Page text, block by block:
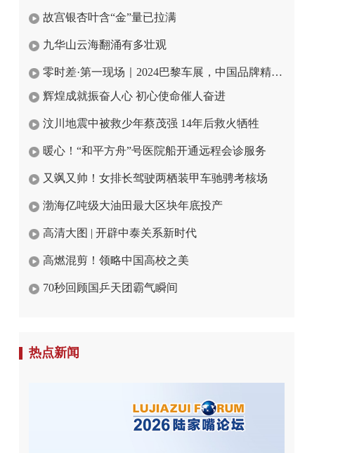
故宫银杏叶含“金”量已拉满
九华山云海翻涌有多壮观
零时差·第一现场｜2024巴黎车展，中国品牌精彩亮相
辉煌成就振奋人心 初心使命催人奋进
汶川地震中被救少年蔡茂强 14年后救火牺牲
暖心！“和平方舟”号医院船开通远程会诊服务
又飒又帅！女排长驾驶两栖装甲车驰骋考核场
渤海亿吨级大油田最大区块年底投产
高清大图 | 开辟中泰关系新时代
高燃混剪！领略中国高校之美
70秒回顾国乒天团霸气瞬间
热点新闻